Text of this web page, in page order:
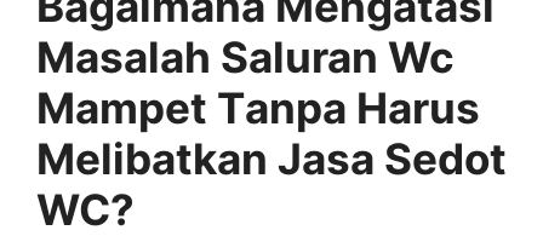
Masalah Saluran Wc
Mampet Tаnра Hаruѕ
Melibatkan Jasa Sedot
WC?